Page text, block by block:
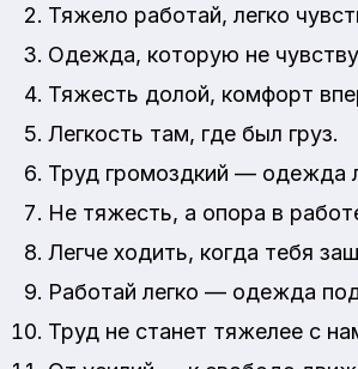
Тяжело работай, легко
Одежда, которую не
Тяжесть долой, комфорт
Легкость там, где был груз.
Труд громоздкий — одежда
Не тяжесть, а опора в
Легче ходить, когда тебя
Работай легко — одежда
Труд не станет тяжелее с